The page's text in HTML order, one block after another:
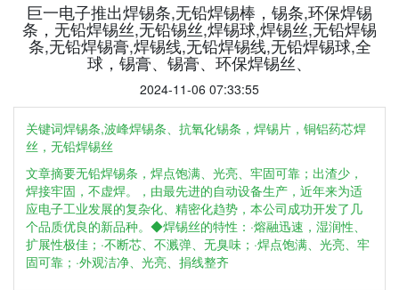
巨一电子推出焊锡条,无铅焊锡棒，锡条,环保焊锡
条，无铅焊锡丝,无铅锡丝,焊锡球,焊锡丝,无铅焊锡
条,无铅焊锡膏,焊锡线,无铅焊锡线,无铅焊锡球,全
球，锡膏、锡膏、环保焊锡丝、
2024-11-06 07:33:55
关键词焊锡条,波峰焊锡条、抗氧化锡条，焊锡片，铜铝药芯焊
丝，无铅焊锡丝
文章摘要无铅焊锡条，焊点饱满、光亮、牢固可靠；出渣少，
焊接牢固，不虚焊。，由最先进的自动设备生产，近年来为适
应电子工业发展的复杂化、精密化趋势，本公司成功开发了几
个品质优良的新品种。◆焊锡丝的特性：·熔融迅速，湿润性、
扩展性极佳；·不断芯、不溅弹、无臭味；·焊点饱满、光亮、牢
固可靠；·外观洁净、光亮、捐线整齐